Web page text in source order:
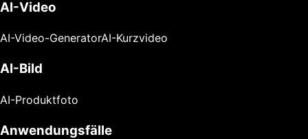
AI-Video
AI-Video-GeneratorAI-Kurzvideo
AI-Bild
AI-Produktfoto
Anwendungsfälle